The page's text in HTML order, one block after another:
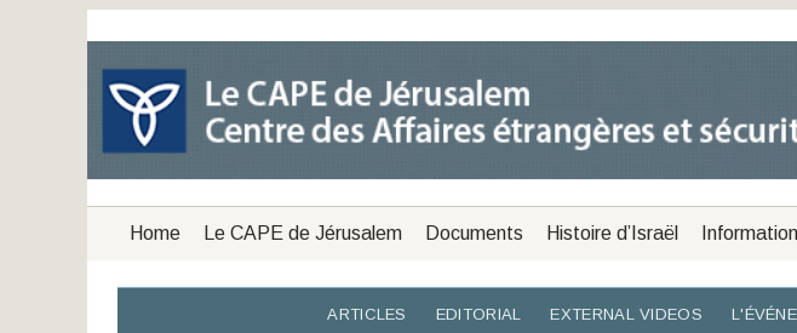
Home Le CAPE de Jérusalem Documents Histoire d’Israël
ARTICLES EDITORIAL EXTERNAL VIDEOS